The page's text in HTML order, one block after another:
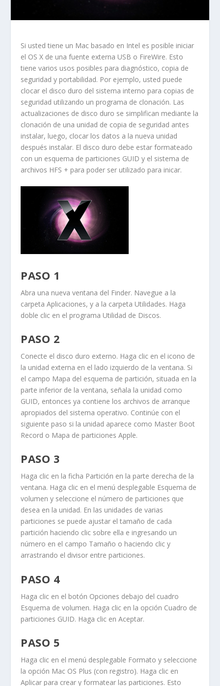
Si usted tiene un Mac basado en Intel es posible iniciar
el OS X de una fuente externa USB o FireWire. Esto
tiene varios usos posibles para diagnóstico, copia de
seguridad y portabilidad. Por ejemplo, usted puede
clocar el disco duro del sistema interno para copias de
seguridad utilizando un programa de clonación. Las
actualizaciones de disco duro se simplifican mediante la
clonación de una unidad de copia de seguridad antes
instalar, luego, clocar los datos a la nueva unidad
después instalar. El disco duro debe estar formateado
con un esquema de particiones GUID y el sistema de
archivos HFS + para poder ser utilizado para inicar.
PASO 1
Abra una nueva ventana del Finder. Navegue a la
carpetaAplicaciones, y a la carpeta Utilidades. Haga
doble clic en el programa Utilidad de Discos.
PASO 2
Conecte el disco duro externo. Haga clic en el icono de
la unidad externa en el lado izquierdo de la ventana. Si
el campo Mapa del esquema de partición, situada en la
parte inferior de la ventana, señala la unidad como
GUID, entonces ya contiene los archivos de arranque
apropiados del sistema operativo. Continúe con el
siguiente paso si la unidad aparece como Master Boot
Record o Mapa de particiones Apple.
PASO 3
Haga clic en la ficha Partición en la parte derecha de la
ventana. Haga clic en el menú desplegable Esquema de
volumen y seleccione el número de particiones que
desea en la unidad. En las unidades de varias
particiones se puede ajustar el tamaño de cada
partición haciendo clic sobre ella e ingresando un
número en el campo Tamaño o haciendo clic y
arrastrando el divisor entre particiones.
PASO 4
Haga clic en el botón Opciones debajo del cuadro
Esquema de volumen. Haga clic en la opción Cuadro de
particiones GUID. Haga clic enAceptar.
PASO 5
Haga clic en el menú desplegable Formato y seleccione
la opción Mac OS Plus (con registro). Haga clic en
Aplicar para crear y formatear las particiones. Esto